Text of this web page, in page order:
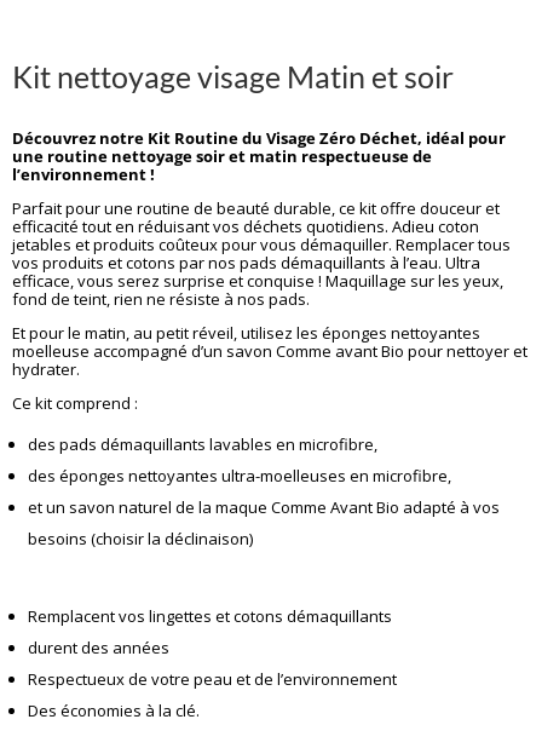
Kit nettoyage visage Matin et soir
Découvrez notre Kit Routine du Visage Zéro Déchet, idéal pour
une routine nettoyage soir et matin respectueuse de
l’environnement !
Parfait pour une routine de beauté durable, ce kit offre douceur et
efficacité tout en réduisant vos déchets quotidiens. Adieu coton
jetables et produits coûteux pour vous démaquiller. Remplacer tous
vos produits et cotons par nos pads démaquillants à l’eau. Ultra
efficace, vous serez surprise et conquise ! Maquillage sur les yeux,
fond de teint, rien ne résiste à nos pads.
Et pour le matin, au petit réveil, utilisez les éponges nettoyantes
moelleuse accompagné d’un savon Comme avant Bio pour nettoyer et
hydrater.
Ce kit comprend :
des pads démaquillants lavables en microfibre,
des éponges nettoyantes ultra-moelleuses en microfibre,
et un savon naturel de la maque Comme Avant Bio adapté à vos
besoins (choisir la déclinaison)
Remplacent vos lingettes et cotons démaquillants
durent des années
Respectueux de votre peau et de l’environnement
Des économies à la clé.